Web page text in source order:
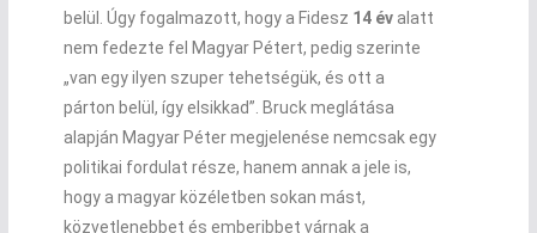
belül. Úgy fogalmazott, hogy a Fidesz 14 évalatt
nem fedezte fel Magyar Pétert, pedig szerinte
„van egy ilyen szuper tehetségük, és ott a
párton belül, így elsikkad”. Bruck meglátása
alapján Magyar Péter megjelenése nemcsak egy
politikai fordulat része, hanem annak a jele is,
hogy a magyar közéletben sokan mást,
közvetlenebbet és emberibbet várnak a